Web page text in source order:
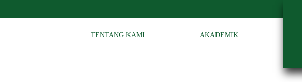
TENTANG KAMI AKADEMIK